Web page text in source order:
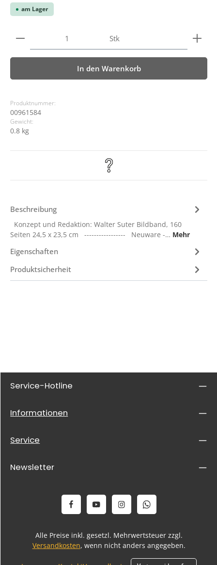
am Lager
Produkt Anzahl: Gib den gewünschten Wert ein
Stk
In den Warenkorb
Produktnummer:
00961584
Gewicht:
0.8 kg
Beschreibung
Konzept und Redaktion: Walter Suter Bildband, 160
Seiten 24,5 x 23,5 cm ----------------- Neuware -… Mehr
Eigenschaften
Produktsicherheit
Service-Hotline
Informationen
Service
Newsletter
Alle Preise inkl. gesetzl. Mehrwertsteuer zzgl.
Versandkosten, wenn nicht anders angegeben.